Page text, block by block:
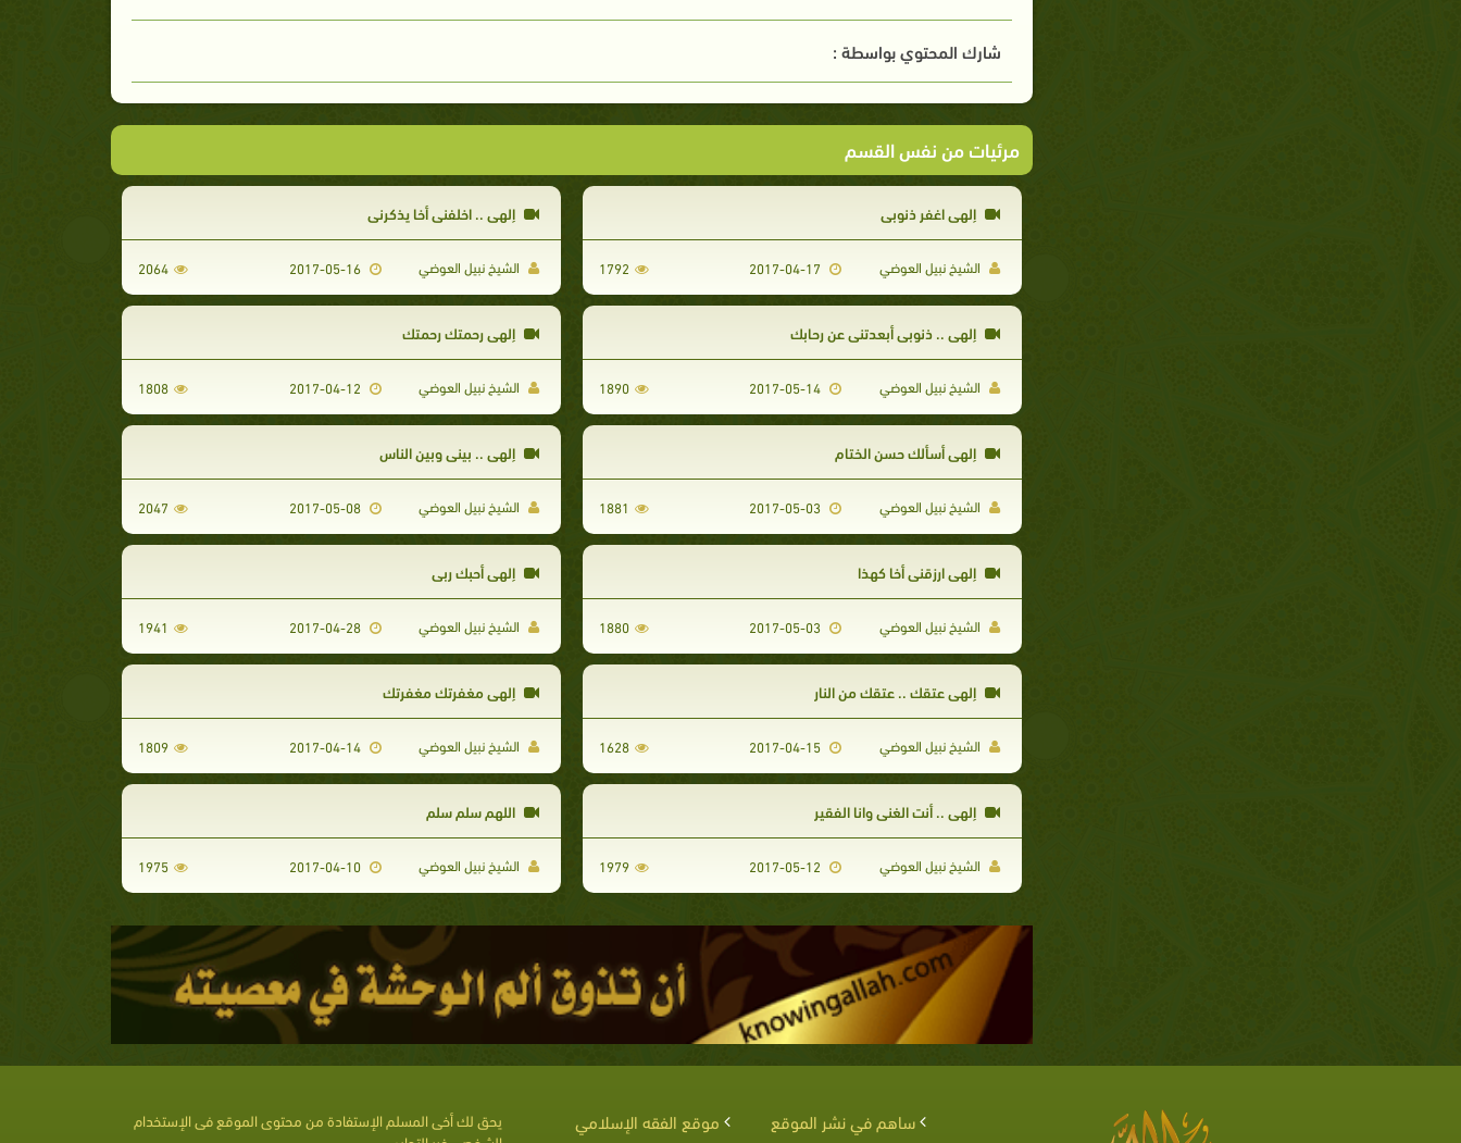
شارك المحتوي بواسطة :
مرئيات من نفس القسم
إلهي اغفر ذنوبي
الشيخ نبيل العوضي 1792
إلهي .. اخلفني أخا يذكرني
الشيخ نبيل العوضي 2017-05-16
2064
إلهي .. ذنوبي أبعدتني عن رحابك
الشيخ نبيل العوضي 1890
إلهي رحمتك رحمتك
الشيخ نبيل العوضي 1808
إلهي أسألك حسن الختام
الشيخ نبيل العوضي 1881
إلهي .. بيني وبين الناس
الشيخ نبيل العوضي 2017-05-08
2047
إلهي ارزقني أخا كهذا
الشيخ نبيل العوضي 1880
إلهي أحبك ربي
الشيخ نبيل العوضي 2017-04-28
1941
إلهي عتقك .. عتقك من النار
الشيخ نبيل العوضي 1628
إلهي مغفرتك مغفرتك
الشيخ نبيل العوضي 2017-04-14
1809
إلهي .. أنت الغني وانا الفقير
الشيخ نبيل العوضي 1979
اللهم سلم سلم
الشيخ نبيل العوضي 2017-04-10
1975
ساهم في نشر الموقع
موقع الفقه الإسلامي
يحق لك أخى المسلم الإستفادة من محتوى الموقع فى الإستخدام